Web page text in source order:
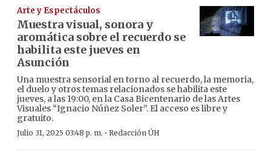
Arte y Espectáculos
Muestra visual, sonora y
aromática sobre el recuerdo se
habilita este jueves en
Asunción
Una muestra sensorial en torno al recuerdo, la memoria,
el duelo y otros temas relacionados se habilita este
jueves, a las 19:00, en la Casa Bicentenario de las Artes
Visuales “Ignacio Núñez Soler”. El acceso es libre y
gratuito.
Julio 31, 2025 03:48 p. m. · Redacción ÚH